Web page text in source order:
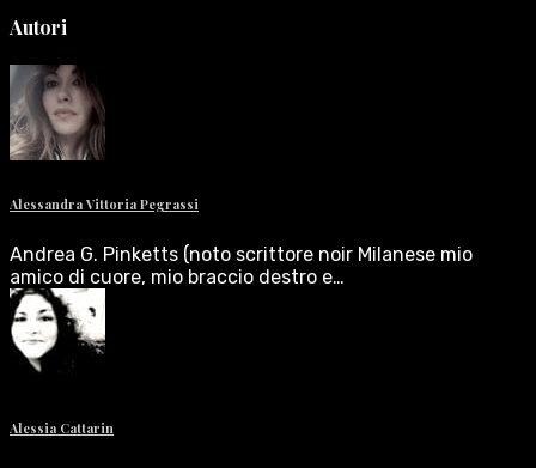
Autori
Alessandra Vittoria Pegrassi
Andrea G. Pinketts (noto scrittore noir Milanese mio
amico di cuore, mio braccio destro e…
Alessia Cattarin